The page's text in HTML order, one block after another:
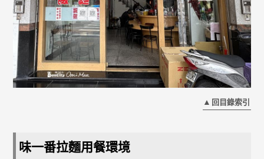
回目錄索引
味一番拉麵用餐環境